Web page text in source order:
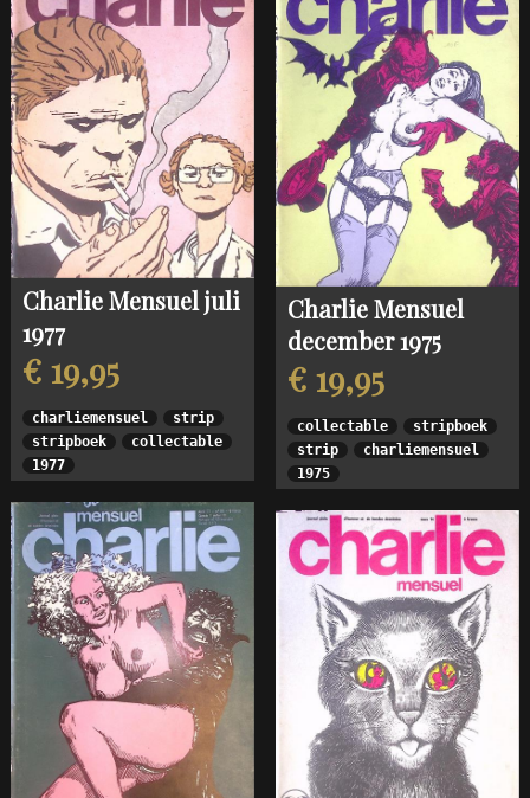
Charlie Mensuel juli
1977
€ 19,95
charliemensuel
strip
stripboek
collectable
1977
Charlie Mensuel
december 1975
€ 19,95
collectable
stripboek
strip
charliemensuel
1975